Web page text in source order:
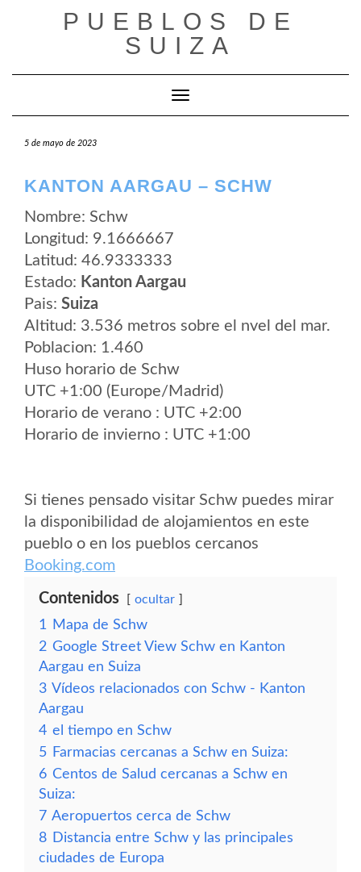
PUEBLOS DE
SUIZA
Cambiar modo de navegación
5 de mayo de 2023
KANTON AARGAU – SCHW
Nombre: Schw
Longitud: 9.1666667
Latitud: 46.9333333
Estado: Kanton Aargau
Pais: Suiza
Altitud: 3.536 metros sobre el nvel del mar.
Poblacion: 1.460
Huso horario de Schw
UTC +1:00 (Europe/Madrid)
Horario de verano : UTC +2:00
Horario de invierno : UTC +1:00
Si tienes pensado visitar Schw puedes mirar
la disponibilidad de alojamientos en este
pueblo o en los pueblos cercanos
Booking.com
Contenidos ocultar
1
Mapa de Schw
2 Google Street View Schw en Kanton
Aargau en Suiza
3 Vídeos relacionados con Schw - Kanton
Aargau
4 el tiempo en Schw
5 Farmacias cercanas a Schw en Suiza:
6 Centos de Salud cercanas a Schw en
Suiza:
7 Aeropuertos cerca de Schw
8 Distancia entre Schw y las principales
ciudades de Europa